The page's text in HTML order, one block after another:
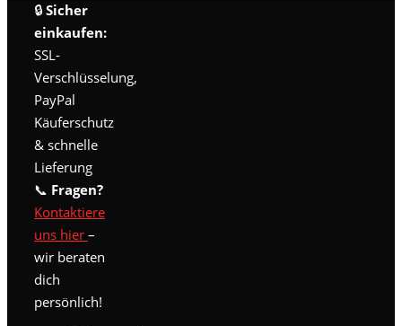
🔒 Sicher
einkaufen:
SSL-
Verschlüsselung,
PayPal
Käuferschutz
& schnelle
Lieferung
📞 Fragen?
Kontaktiere
uns hier –
wir beraten
dich
persönlich!